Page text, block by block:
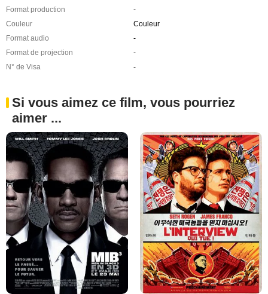
Format production
-
Couleur
Couleur
Format audio
-
Format de projection
-
N° de Visa
-
Si vous aimez ce film, vous pourriez
aimer ...